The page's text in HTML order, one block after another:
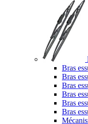
Bras
Bras
Bras
Bras
Bras
Bras